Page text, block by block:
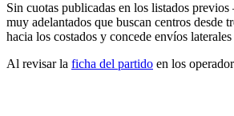
Sin cuotas publicadas en los listados
muy adelantados que buscan centros desde
hacia los costados y concede envíos
Al revisar la ficha del partido en los